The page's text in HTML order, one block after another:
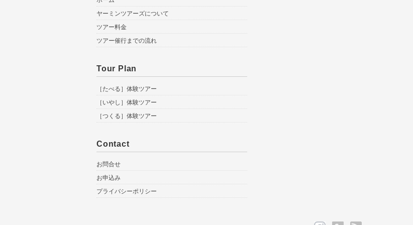
ヤーミンツアーズについて
ツアー料金
ツアー催行までの流れ
Tour Plan
［たべる］体験ツアー
［いやし］体験ツアー
［つくる］体験ツアー
Contact
お問合せ
お申込み
プライバシーポリシー